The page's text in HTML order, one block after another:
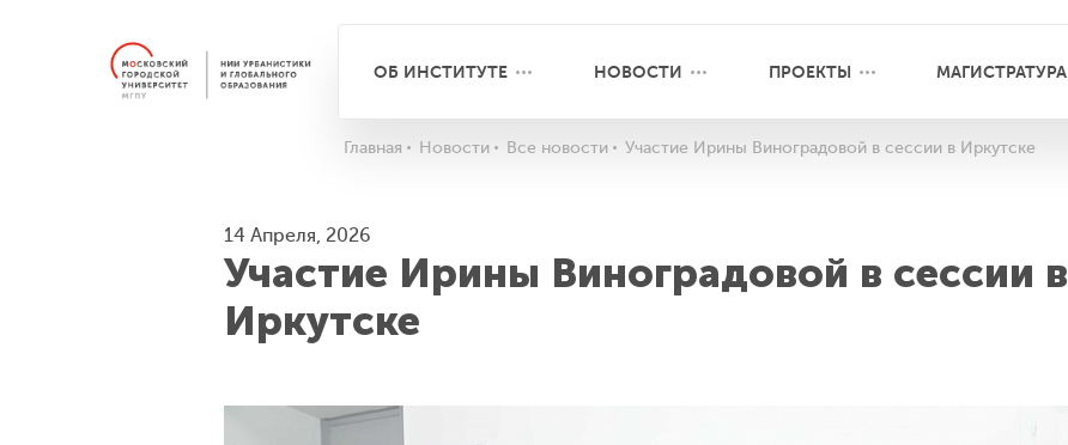
ОБ ИНСТИТУТЕ НОВОСТИ ПРОЕКТЫ МАГИСТРАТУРА
Главная Новости Все новости Участие Ирины Виноградовой в сессии в Иркутске
14 Апреля, 2026
Участие Ирины Виноградовой в сессии в
Иркутске